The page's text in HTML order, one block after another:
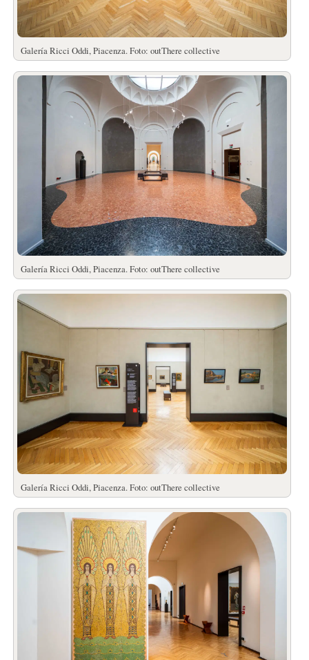
Galería Ricci Oddi, Piacenza. Foto: outThere collective
Galería Ricci Oddi, Piacenza. Foto: outThere collective
Galería Ricci Oddi, Piacenza. Foto: outThere collective